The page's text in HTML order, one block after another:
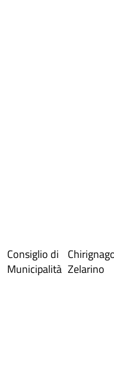
Consiglio di
Municipalità Zelarino